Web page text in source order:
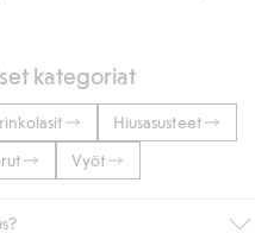
kategoriat
Hiusasusteet
Vyöt